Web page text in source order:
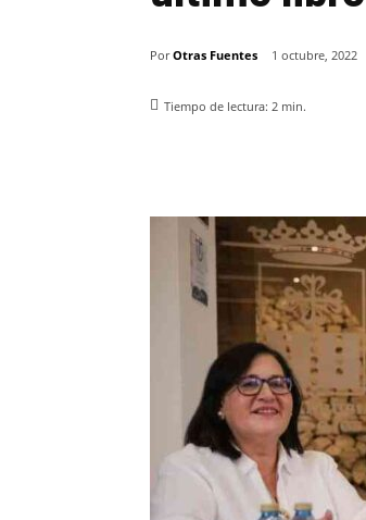
Por Otras Fuentes 1 octubre, 2022
Tiempo de lectura: 2 min.